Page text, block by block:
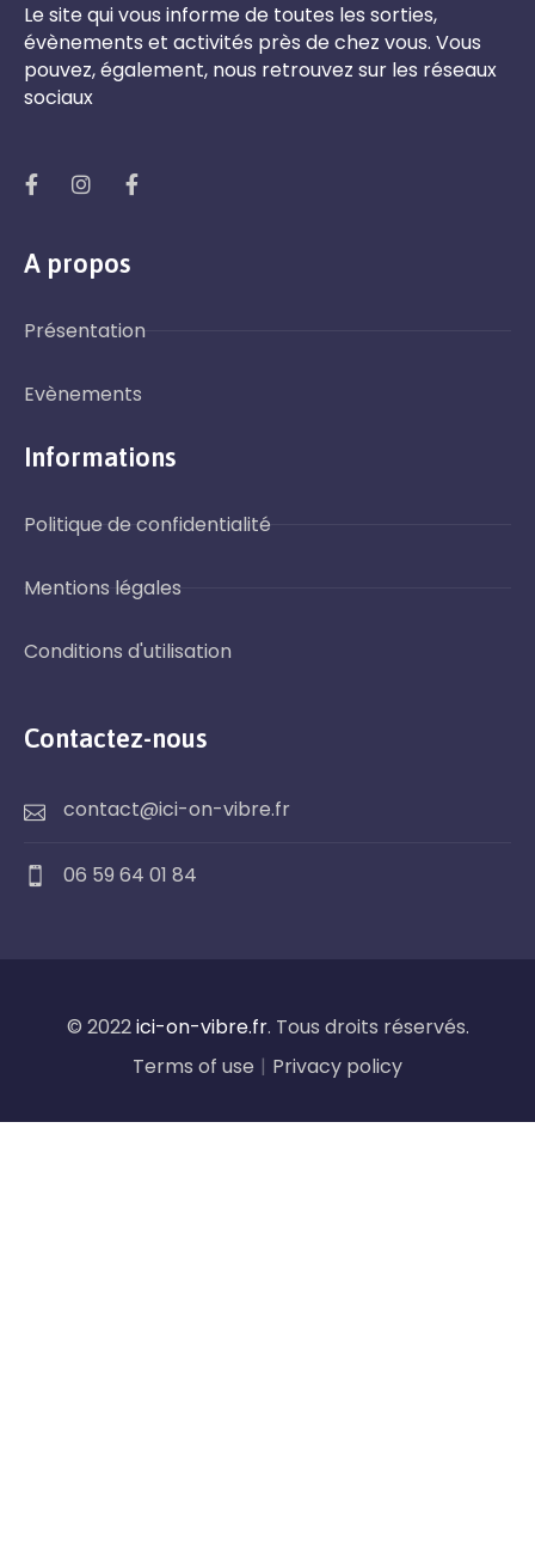
Le site qui vous informe de toutes les sorties,
évènements et activités près de chez vous. Vous
pouvez, également, nous retrouvez sur les réseaux
sociaux
A propos
Présentation
Evènements
Informations
Politique de confidentialité
Mentions légales
Conditions d'utilisation
Contactez-nous
contact@ici-on-vibre.fr
06 59 64 01 84
© 2022ici-on-vibre.fr. Tous droits réservés.
Terms of use | Privacy policy